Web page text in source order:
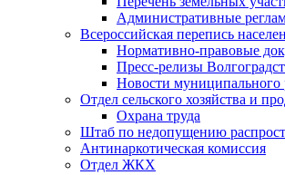
Административные
Всероссийская перепись
Нормативно-правовые
Пресс-релизы
Новости
Отдел сельского хозяйства и
Охрана труда
Штаб по недопущению
Антинаркотическая комиссия
Отдел ЖКХ